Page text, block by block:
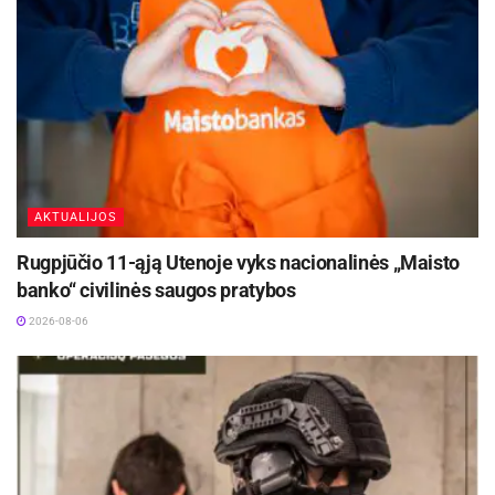
nelaimės atveju, dirbti krizės sąlygomis, vykdyti
žvalgybą ir stebėjimą. Išmokę įvaldyti bepiločius,
šauliai talkina kariuomenei, policijai, pasienio
tarnybai, krizių valdymo ir civilinės saugos
specialistams, taip pat švietimo įstaigoms.
AKTUALIJOS
Rugpjūčio 11-ąją Utenoje vyks nacionalinės „Maisto
banko“ civilinės saugos pratybos
2026-08-06